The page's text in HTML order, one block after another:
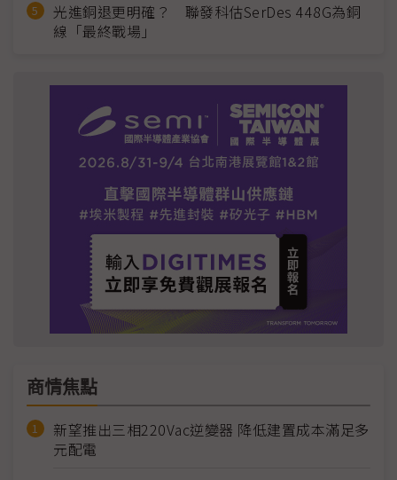
光進銅退更明確？ 聯發科估SerDes 448G為銅
線「最終戰場」
商情焦點
新望推出三相220Vac逆變器 降低建置成本滿足多
元配電